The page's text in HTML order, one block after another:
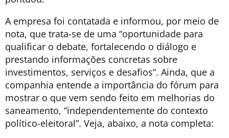
A empresa foi contatada e informou, por meio de
nota, que trata-se de uma “oportunidade para
qualificar o debate, fortalecendo o diálogo e
prestando informações concretas sobre
investimentos, serviços e desafios”. Ainda, que a
companhia entende a importância do fórum para
mostrar o que vem sendo feito em melhorias do
saneamento, “independentemente do contexto
político-eleitoral”. Veja, abaixo, a nota completa: